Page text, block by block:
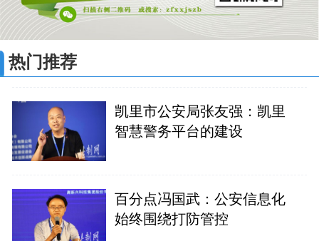
热门推荐
凯里市公安局张友强：凯里
智慧警务平台的建设
百分点冯国武：公安信息化
始终围绕打防管控